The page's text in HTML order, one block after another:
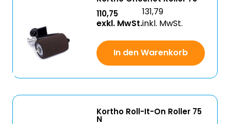
110,75
exkl. MwSt.
131,79
inkl. MwSt.
In den Warenkorb
Kortho Roll-It-On Roller 75
N